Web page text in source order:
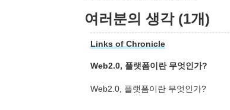
여러분의 생각 (1개)
Links of Chronicle
Web2.0, 플랫폼이란 무엇인가?
Web2.0, 플랫폼이란 무엇인가?